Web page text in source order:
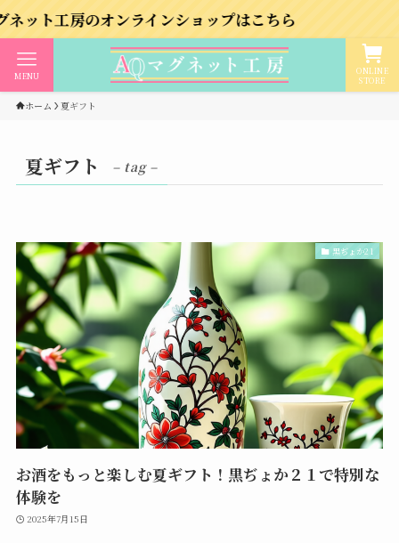
のオンラインショップはこちら
ONLINE
STORE
MENU
ホーム 夏ギフト
夏ギフト – tag –
黒ぢょか21
お酒をもっと楽しむ夏ギフト！黒ぢょか２１で特別な
体験を
2025年7月15日